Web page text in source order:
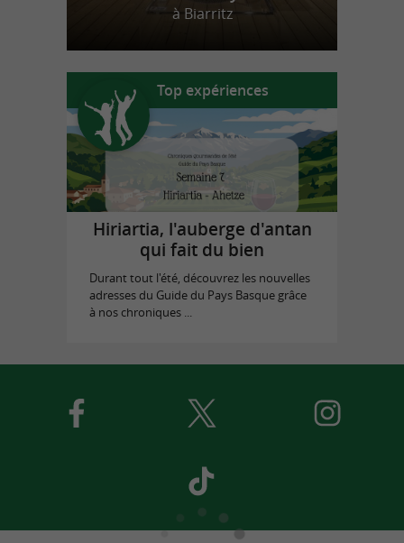
à Biarritz
Top expériences
Hiriartia, l'auberge d'antan
qui fait du bien
Durant tout l'été, découvrez les nouvelles
adresses du Guide du Pays Basque grâce
à nos chroniques ...